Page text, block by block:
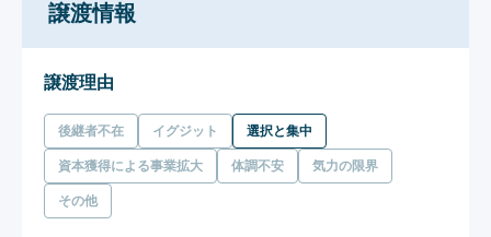
譲渡情報
譲渡理由
後継者不在 イグジット 選択と集中
資本獲得による事業拡大 体調不安 気力の限界
その他